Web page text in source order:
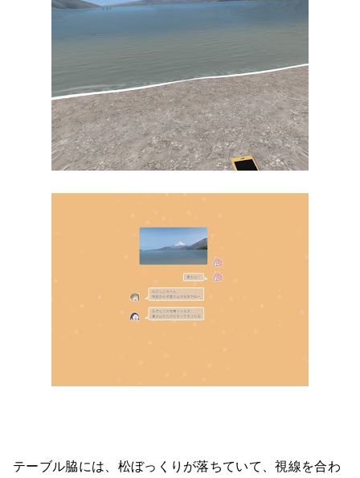
テーブル脇には、松ぼっくりが落ちていて、視線を合わ